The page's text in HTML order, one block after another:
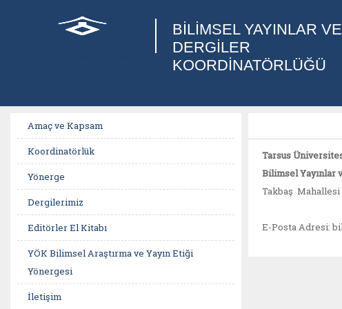
BİLİMSEL YAYINLAR VE
DERGİLER
KOORDİNATÖRLÜĞÜ
Amaç ve Kapsam
Koordinatörlük
Yönerge
Dergilerimiz
Editörler El Kitabı
YÖK Bilimsel Araştırma ve Yayın Etiği
Yönergesi
İletişim
Tarsus
Bilimsel Yayınlar
Takbaş Mahallesi
E-Posta Adresi: